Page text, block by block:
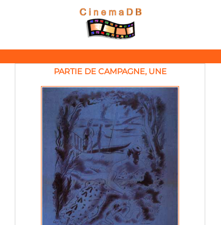
PARTIE DE CAMPAGNE, UNE